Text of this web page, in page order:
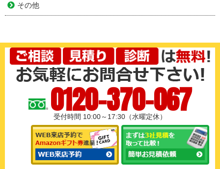
その他
0120-370-067
受付時間 10:00～17:30（水曜定休）